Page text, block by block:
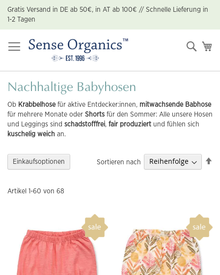
Zum
Inhalt
springen
Gratis Versand in DE ab 50€, in AT ab 100€ // Schnelle Lieferung in
1-2 Tagen
Suche
Nachhaltige Babyhosen
Ob Krabbelhose für aktive Entdecker:innen, mitwachsende Babhose
für mehrere Monate oder Shorts für den Sommer: Alle unsere Hosen
und Leggings sind schadstofffrei, fair produziert und fühlen sich
kuschelig weich an.
Einkaufsoptionen
Artikel 1-60 von 68
Sortieren nach